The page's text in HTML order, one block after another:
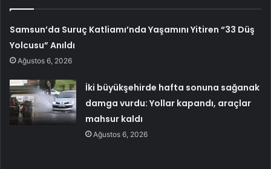
Samsun’da Suruç Katliamı’nda Yaşamını Yitiren “33 Düş
Yolcusu” Anıldı
Ağustos 6, 2026
İki büyükşehirde hafta sonuna sağanak
damga vurdu: Yollar kapandı, araçlar
mahsur kaldı
Ağustos 6, 2026